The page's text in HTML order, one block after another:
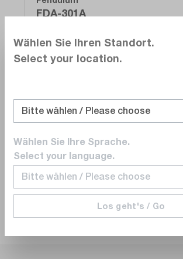
FDA-301A
optisch, 1x BNC (f), 10 MHz, ohne
Ausgangsmodule
Versandfertig in 5 bis 10 Arbeitstagen
Infos zum Hersteller
Wählen Sie Ihren Standort.
Select your location.
Wählen Sie Ihre Sprache.
Select your language.
Los geht's / Go